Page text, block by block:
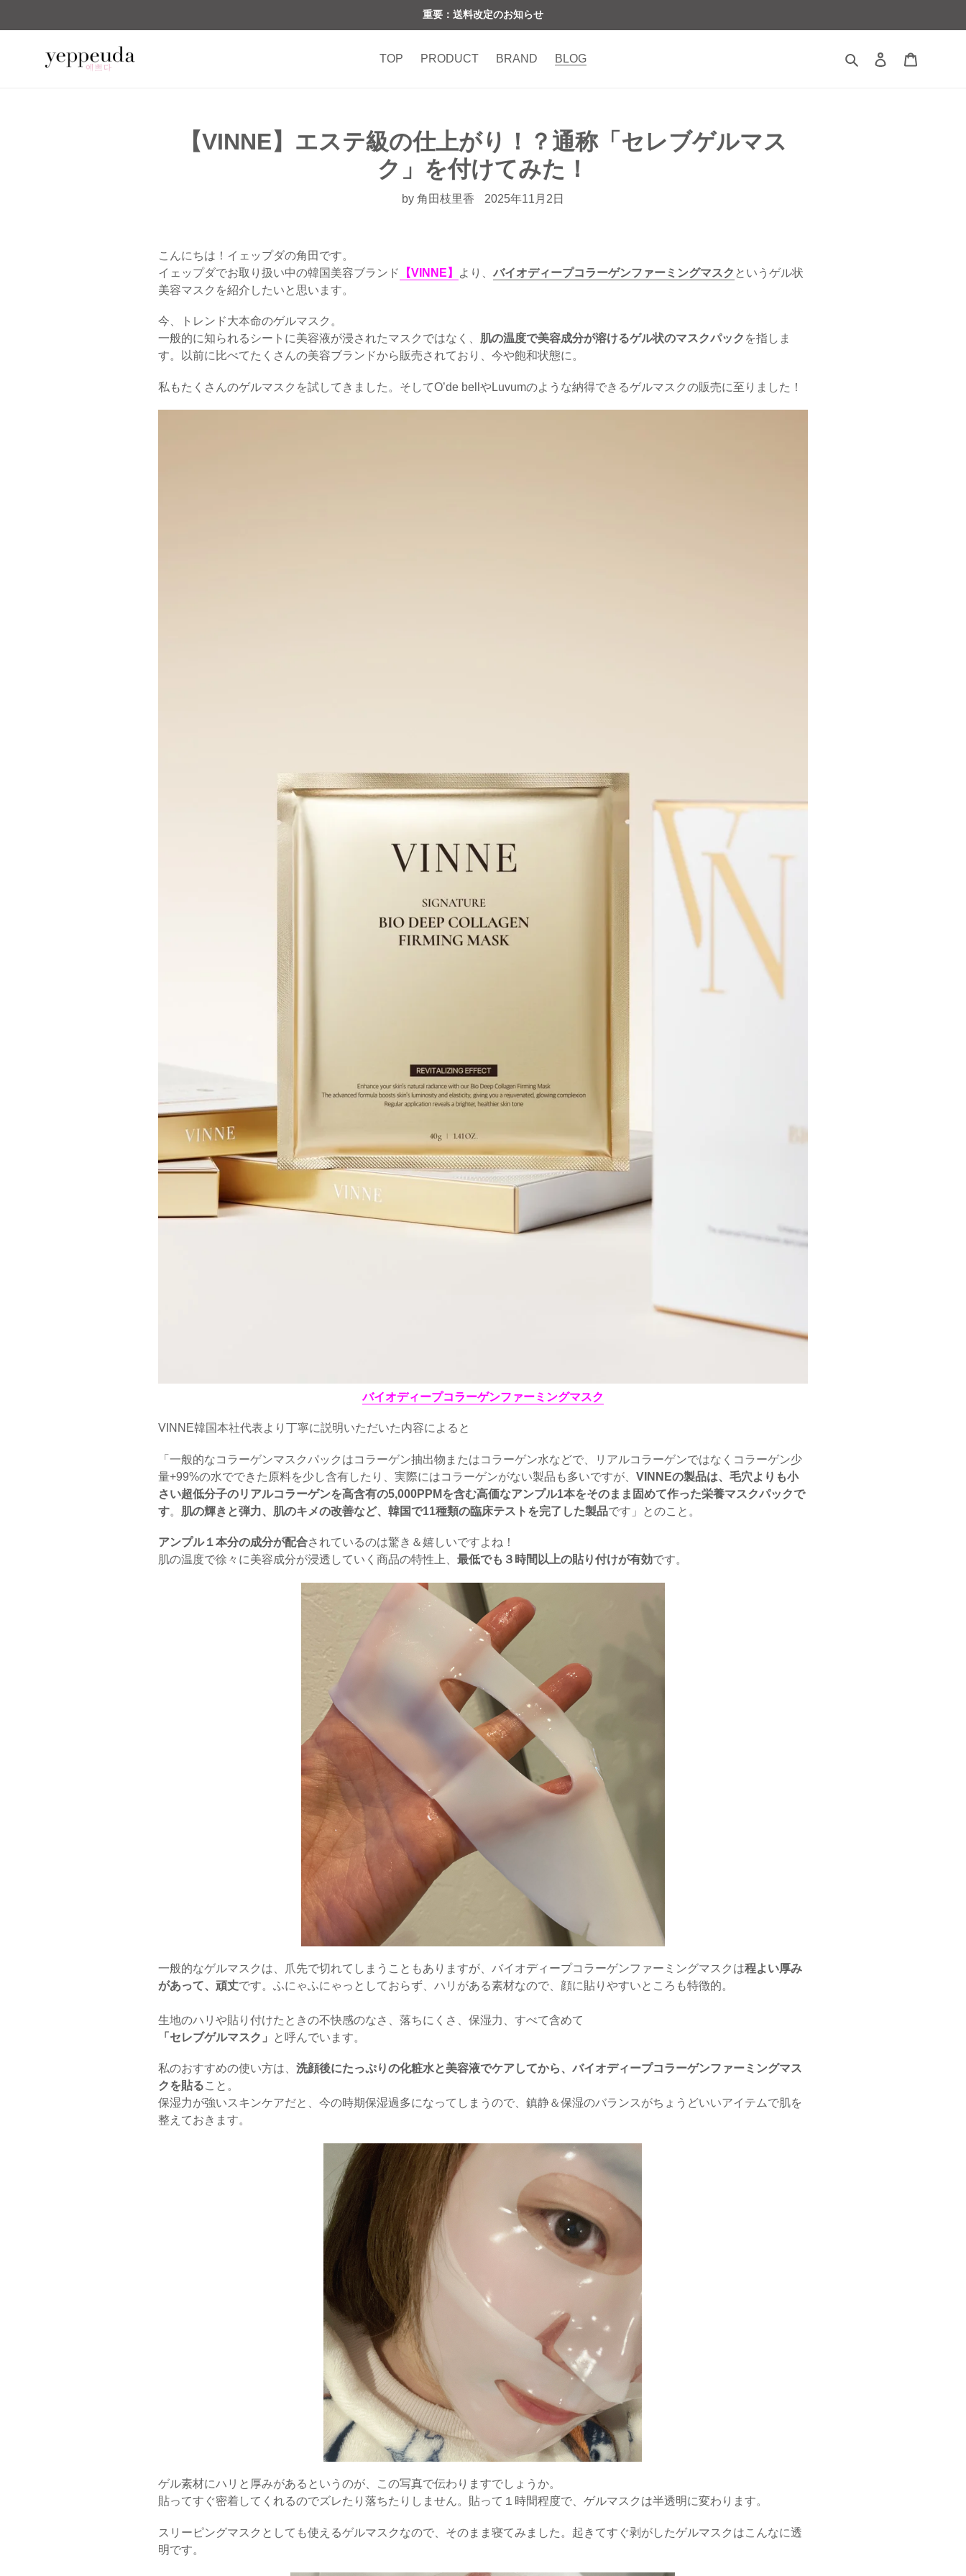
重要：送料改定のお知らせ
TOP PRODUCT BRAND BLOG 検索 ログイン
【VINNE】エステ級の仕上がり！？通称「セレブゲルマス
ク」を付けてみた！
by 角田枝里香 2025年11月2日
こんにちは！イェップダの角田です。
イェップダでお取り扱い中の韓国美容ブランド
【VINNE】 より、バイオディープコラーゲンファーミングマスク というゲル状
美容マスクを紹介したいと思います。
今、トレンド大本命のゲルマスク。
一般的に知られるシートに美容液が浸されたマスクではなく、 肌の温度で美容成分が溶けるゲル状のマスクパック を指しま
す。以前に比べてたくさんの美容ブランドから販売されており、今や飽和状態に。
私もたくさんのゲルマスクを試してきました。そしてO’de bellやLuvumのような納得できるゲルマスクの販売に至りました！
バイオディープコラーゲンファーミングマスク
VINNE韓国本社代表より丁寧に説明いただいた内容によると
「一般的なコラーゲンマスクパックはコラーゲン抽出物またはコラーゲン水などで、リアルコラーゲンではなくコラーゲン少
量+99%の水でできた原料を少し含有したり、実際にはコラーゲンがない製品も多いですが、VINNEの製品は、毛穴よりも小
さい超低分子のリアルコラーゲンを高含有の5,000PPMを含む高価なアンプル1本をそのまま固めて作った栄養マスクパックで
す。 肌の輝きと弾力、肌のキメの改善など、韓国で11種類の臨床テストを完了した製品です」とのこと。
アンプル１本分の成分が配合されているのは驚き＆嬉しいですよね！
肌の温度で徐々に美容成分が浸透していく商品の特性上、最低でも３時間以上の貼り付けが有効です。
一般的なゲルマスクは、爪先で切れてしまうこともありますが、バイオディープコラーゲンファーミングマスクは程よい厚み
があって、頑丈です。ふにゃふにゃっとしておらず、ハリがある素材なので、顔に貼りやすいところも特徴的。
生地のハリや貼り付けたときの不快感のなさ、落ちにくさ、保湿力、すべて含めて
「セレブゲルマスク」
と呼んでいます。
私のおすすめの使い方は、洗顔後にたっぷりの化粧水と美容液でケアしてから、バイオディープコラーゲンファーミングマス
クを貼ること。
保湿力が強いスキンケアだと、今の時期保湿過多になってしまうので、鎮静＆保湿のバランスがちょうどいいアイテムで肌を
整えておきます。
ゲル素材にハリと厚みがあるというのが、この写真で伝わりますでしょうか。
貼ってすぐ密着してくれるのでズレたり落ちたりしません。貼って１時間程度で、ゲルマスクは半透明に変わります。
スリーピングマスクとしても使えるゲルマスクなので、そのまま寝てみました。 起きてすぐ剥がしたゲルマスクはこんなに透
明です。